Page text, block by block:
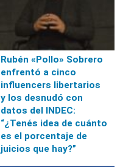
Rubén «Pollo» Sobrero
enfrentó a cinco
influencers libertarios
y los desnudó con
datos del INDEC:
“¿Tenés idea de cuánto
es el porcentaje de
juicios que hay?”